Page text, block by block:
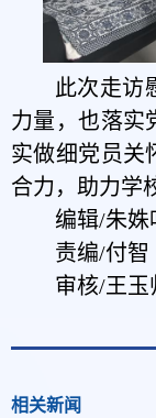
此次走访
力量，也落实
实做细党员关
合力，助力学
编辑/朱姝
责编/付智
审核/王玉
相关新闻